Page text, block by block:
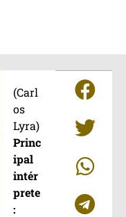
(Carl
os
Lyra)
Princ
ipal
intér
prete
: